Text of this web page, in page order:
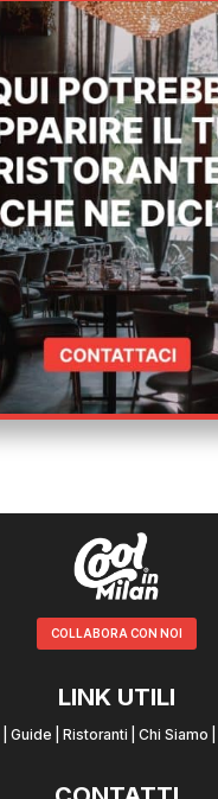
COLLABORA CON NOI
LINK UTILI
Guide Ristoranti Chi Siamo